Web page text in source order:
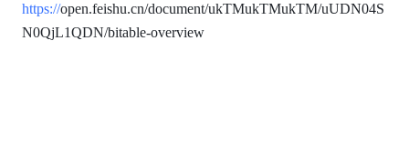
https://open.feishu.cn/document/ukTMukTMukTM/uUDN04S
N0QjL1QDN/bitable-overview